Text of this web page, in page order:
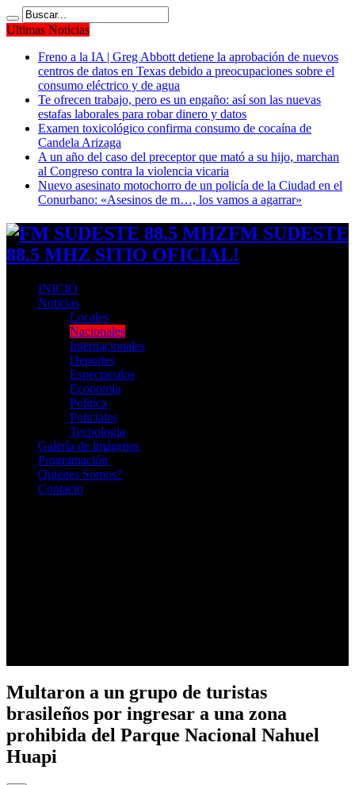
Ultimas Noticias
Freno a la IA | Greg Abbott detiene la aprobación de nuevos
centros de datos en Texas debido a preocupaciones sobre el
consumo eléctrico y de agua
Te ofrecen trabajo, pero es un engaño: así son las nuevas
estafas laborales para robar dinero y datos
Examen toxicológico confirma consumo de cocaína de
Candela Arizaga
A un año del caso del preceptor que mató a su hijo, marchan
al Congreso contra la violencia vicaria
Nuevo asesinato motochorro de un policía de la Ciudad en el
Conurbano: «Asesinos de m…, los vamos a agarrar»
FM SUDESTE
88.5 MHZ SITIO OFICIAL!
INICIO
Noticias
Locales
Nacionales
Internacionales
Deportes
Espectaculos
Economia
Politica
Policiales
Tecnologia
Galería de imágenes
Programación
Quienes Somos?
Contacto
Multaron a un grupo de turistas
brasileños por ingresar a una zona
prohibida del Parque Nacional Nahuel
Huapi